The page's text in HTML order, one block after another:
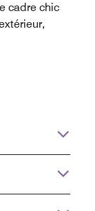
cadre chic